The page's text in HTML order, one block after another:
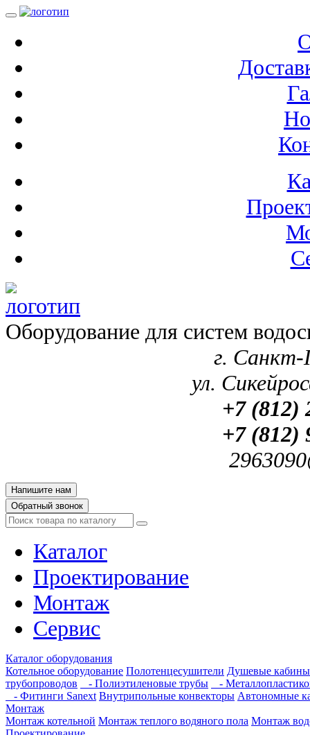
Оборудование для систем
г. Санкт-
ул.
+7 (812)
+7 (812)
Напишите нам
Обратный звонок
Каталог
Проектирование
Монтаж
Сервис
Каталог оборудования
Котельное оборудование Полотенцесушители Душевые кабины
трубопроводов
- Полиэтиленовые трубы
-
- Фитинги Sanext Внутрипольные конвекторы Автономные
Монтаж
Монтаж котельной Монтаж теплого водяного пола Монтаж